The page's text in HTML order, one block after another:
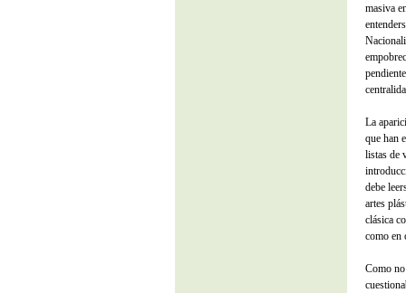
masiva
La
que han
listas de
debe
artes
clásica
como en
Como no